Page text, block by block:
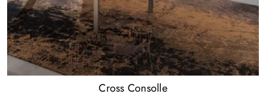
Cross Consolle